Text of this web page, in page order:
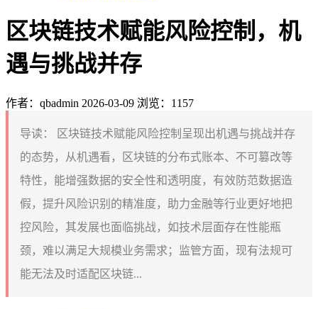
区块链技术赋能风险控制，机
遇与挑战并存
作者：qbadmin 2026-03-09 浏览：1157
导读：
区块链技术赋能风险控制呈现出机遇与挑战并存
的态势，从机遇看，区块链的分布式账本、不可篡改等
特性，能增强数据的安全性和透明度，有效防范数据造
假，提升风险识别的精准度，助力金融等行业更好地把
控风险，其发展也面临挑战，如技术层面存在性能瓶
颈，难以满足大规模业务需求；监管方面，现有法规可
能无法及时适配区块链...